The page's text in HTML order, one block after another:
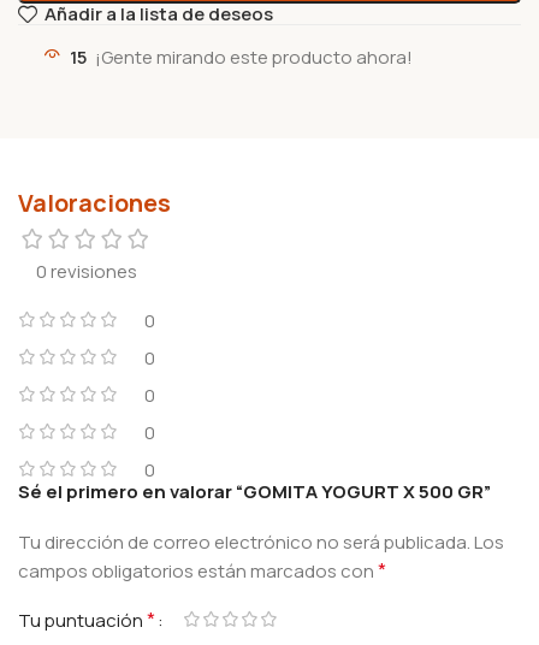
Añadir a la lista de deseos
15 ¡Gente mirando este producto ahora!
Valoraciones
0 revisiones
0
0
0
0
0
Sé el primero en valorar “GOMITA YOGURT X 500 GR”
Tu dirección de correo electrónico no será publicada.Los
campos obligatorios están marcados con*
Tu puntuación*